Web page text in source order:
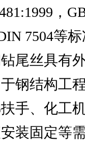
，
7504
尾丝具有
钢结构工
手、化工
装固定等